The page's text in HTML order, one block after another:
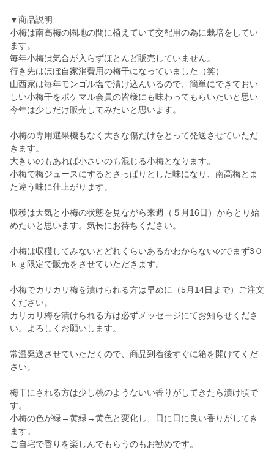
▼商品説明
小梅は南高梅の園地の間に植えていて交配用の為に栽培をしてい
ます。
毎年小梅は気合が入らずほとんど販売していません。
行き先はほぼ自家消費用の梅干になっていました（笑）
山西家は毎年モンゴル塩で漬け込んいるので、簡単にできておい
しい小梅干をポケマル会員の皆様にも味わってもらいたいと思い
今年は少しだけ販売してみたいと思います。
小梅の専用選果機もなく大きな傷だけをとって発送させていただ
きます。
大きいのもあれば小さいのも混じる小梅となります。
小梅で梅ジュースにするとさっぱりとした味になり、南高梅とま
た違う味に仕上がります。
収穫は天気と小梅の状態を見ながら来週（５月16日）からとり始
めたいと思います。気長にお待ちください。
小梅は収穫してみないとどれくらいあるかわからないのでまず3０
ｋｇ限定で販売をさせていただきます。
小梅でカリカリ梅を漬けられる方は早めに（5月14日まで）ご注文
ください。
カリカリ梅を漬けられる方は必ずメッセージにてお知らせくださ
い。よろしくお願いします。
常温発送させていただくので、商品到着後すぐに箱を開けてくだ
さい。
梅干にされる方は少し桃のようないい香りがしてきたら漬け頃で
す。
小梅の色が緑→黄緑→黄色と変化し、日に日に良い香りがしてき
ます。
ご自宅で香りを楽しんでもらうのもお勧めです。